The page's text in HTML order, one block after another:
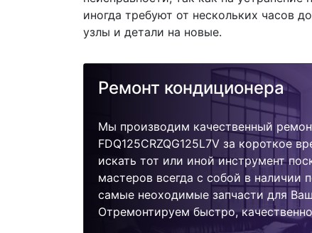
иногда требуют от нескольких часов
узлы и детали на новые.
Ремонт кондиционера
Мы производим качественный
FDQ125CRZQG125L7V за короткое
искать тот или иной инструмент
мастеров всегда с собой в наличии
самые неоходимые запчасти для
Отремонтируем быстро,